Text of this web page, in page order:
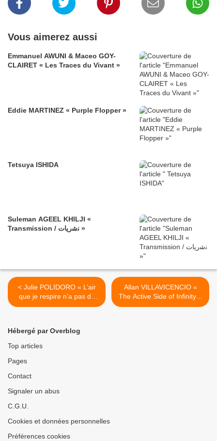
Vous aimerez aussi
Emmanuel AWUNI & Maceo GOY-
CLAIRET « Les Traces du Vivant »
Eddie MARTINEZ « Purple Flopper »
Tetsuya ISHIDA
Suleman AGEEL KHILJI «
Transmission / ﻧﺷرﯾﺎت »
< Julie POLIDORO « L’air
que je respire n’a pas de
bord »
Allan VILLAVICENCIO «
The Active Side of Infinity »
>
Hébergé par Overblog
Top articles
Pages
Contact
Signaler un abus
C.G.U.
Cookies et données personnelles
Préférences cookies